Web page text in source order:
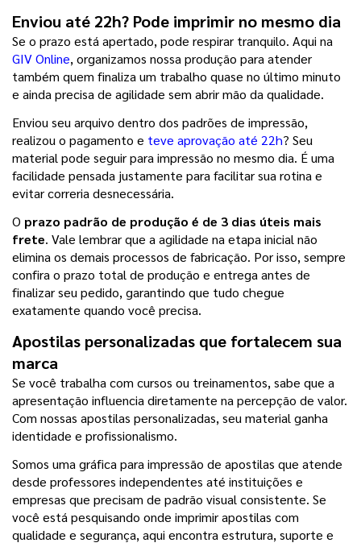
Enviou até 22h? Pode imprimir no mesmo dia
GIV Online, organizamos nossa produção para atender
também quem finaliza um trabalho quase no último minuto
e ainda precisa de agilidade sem abrir mão da qualidade.
Enviou seu arquivo dentro dos padrões de impressão,
realizou o pagamento e teve aprovação até 22h? Seu
material pode seguir para impressão no mesmo dia. É uma
facilidade pensada justamente para facilitar sua rotina e
evitar correria desnecessária.
O prazo padrão de produção é de 3 dias úteis mais
frete. Vale lembrar que a agilidade na etapa inicial não
elimina os demais processos de fabricação. Por isso, sempre
confira o prazo total de produção e entrega antes de
finalizar seu pedido, garantindo que tudo chegue
exatamente quando você precisa.
Apostilas personalizadas que fortalecem sua
marca
Se você trabalha com cursos ou treinamentos, sabe que a
apresentação influencia diretamente na percepção de valor.
Com nossas apostilas personalizadas, seu material ganha
identidade e profissionalismo.
Somos uma gráfica para impressão de apostilas que atende
desde professores independentes até instituições e
empresas que precisam de padrão visual consistente. Se
você está pesquisando onde imprimir apostilas com
qualidade e segurança, aqui encontra estrutura, suporte e